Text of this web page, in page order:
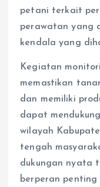
petani terkait
perawatan yang
kendala yang
Kegiatan
memastikan
dan memiliki
dapat
wilayah
tengah
dukungan nyata
berperan